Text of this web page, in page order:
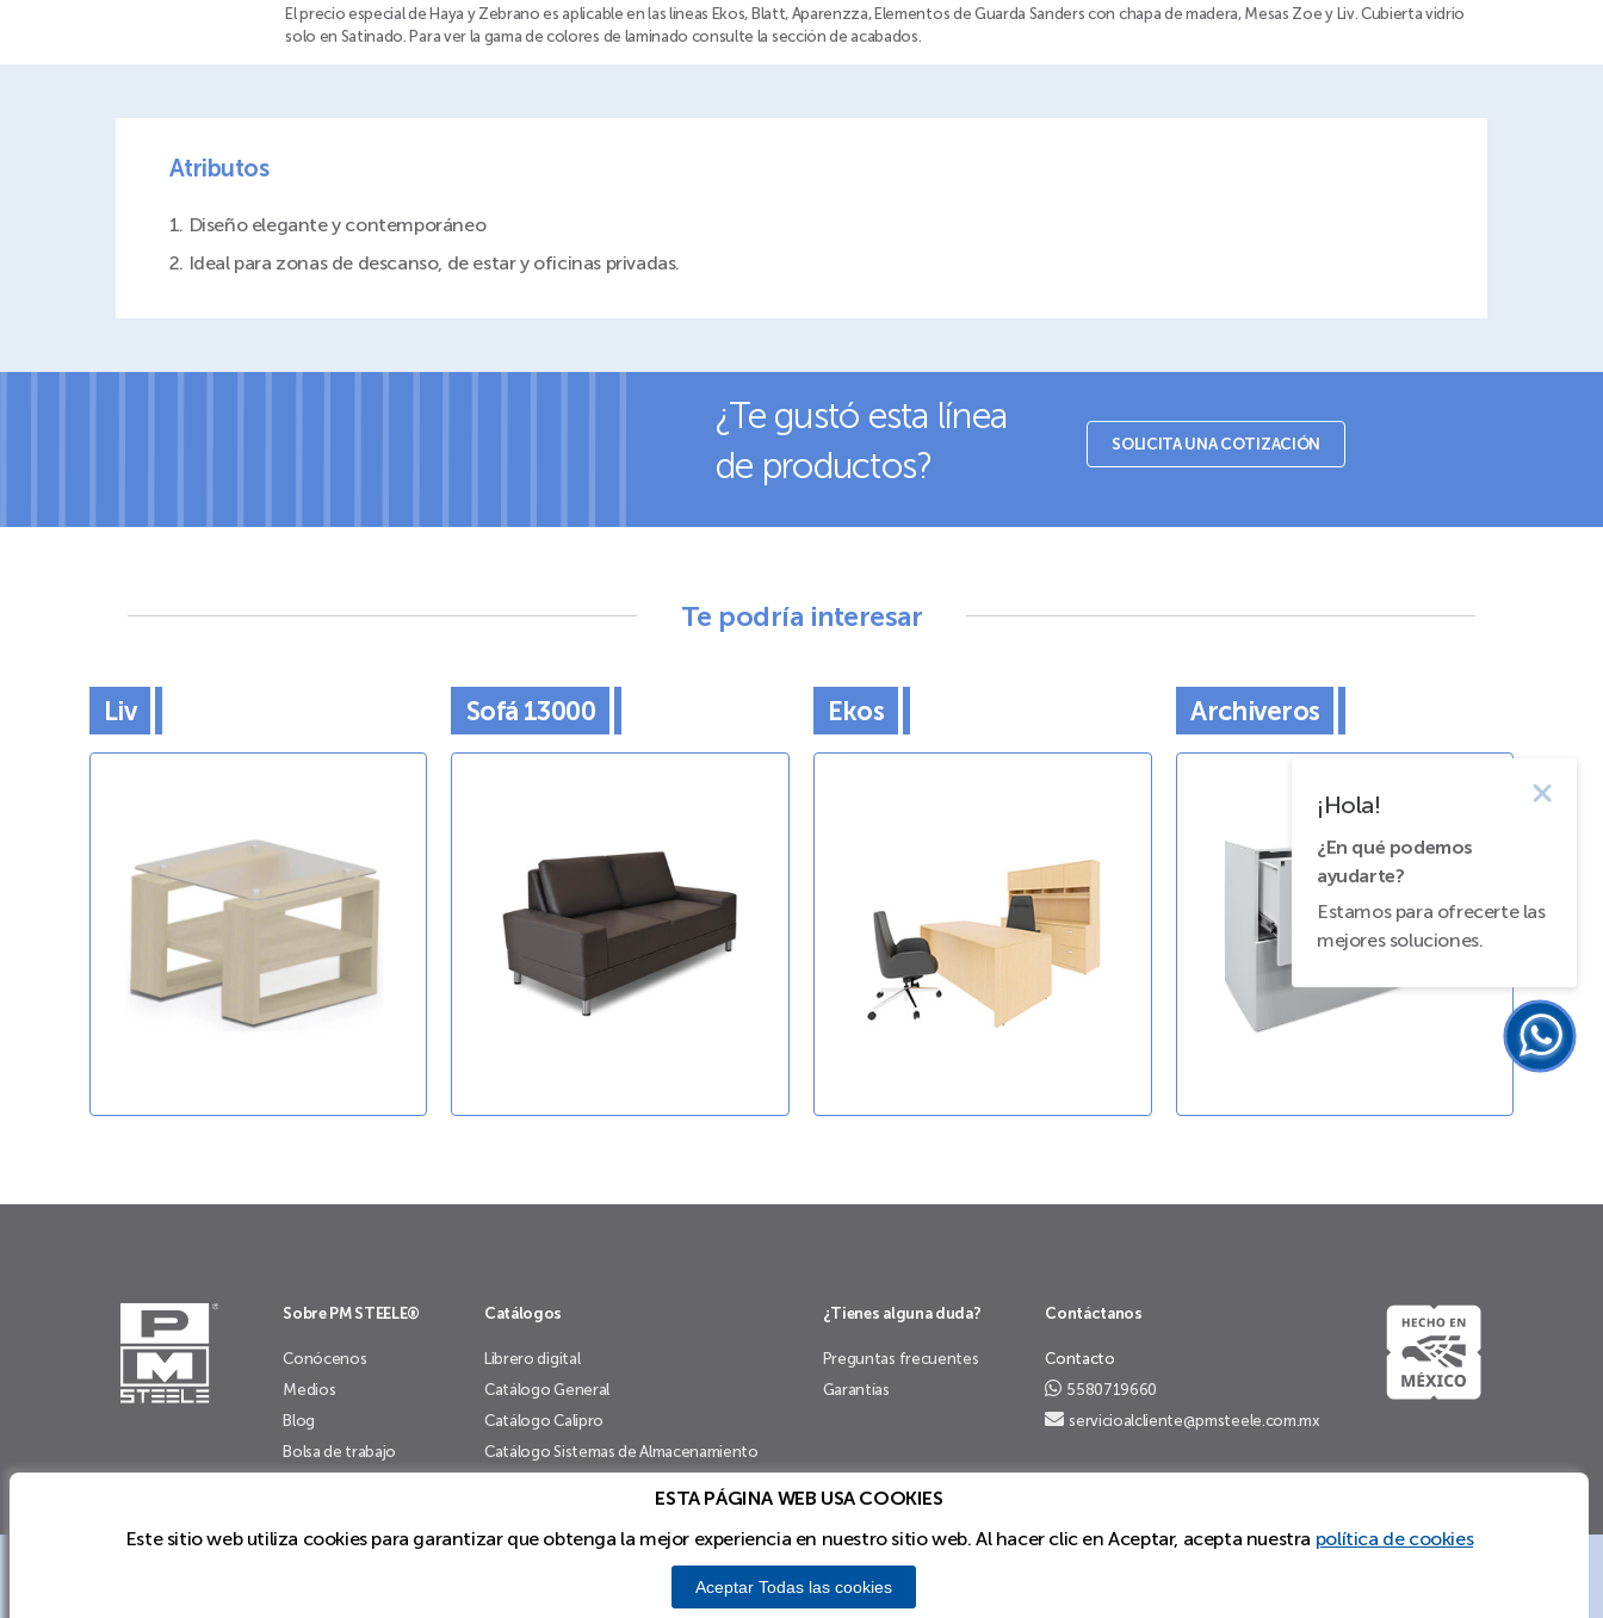
ESTA PÁGINA WEB USA COOKIES
Este sitio web utiliza cookies para garantizar que obtenga la mejor experiencia en nuestro sitio web. Al hacer clic en Aceptar, acepta nuestra política de cookies
Aceptar Todas las cookies
El precio especial de Haya y Zebrano es aplicable en las líneas Ekos, Blatt, Aparenzza, Elementos de Guarda Sanders con chapa de madera, Mesas Zoe y Liv. Cubierta vidrio
solo en Satinado. Para ver la gama de colores de laminado consulte la sección de acabados.
Atributos
1. Diseño elegante y contemporáneo
2. Ideal para zonas de descanso, de estar y oficinas privadas.
¿Te gustó esta línea
de productos?
SOLICITA UNA COTIZACIÓN
Te podría interesar
Liv Sofá 13000 Ekos Archiveros
Sobre PM STEELE®
Conócenos
Medios
Blog
Bolsa de trabajo
Catálogos
Librero digital
Catálogo General
Catálogo Calipro
Catálogo Sistemas de Almacenamiento
¿Tienes alguna duda?
Preguntas frecuentes
Garantías
Contáctanos
Contacto
5580719660
servicioalcliente@pmsteele.com.mx
Soluciones de Mobiliario y Sistemas de Almacenamiento de PM STEELE®
¡Hola!
¿En qué podemos
ayudarte?
Estamos para ofrecerte las
mejores soluciones.